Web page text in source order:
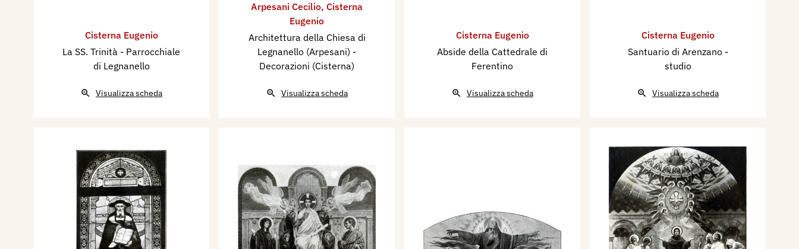
Cisterna Eugenio
La SS. Trinità - Parrocchiale
di Legnanello
Visualizza scheda
Arpesani Cecilio, Cisterna
Eugenio
Architettura della Chiesa di
Legnanello (Arpesani) -
Decorazioni (Cisterna)
Visualizza scheda
Cisterna Eugenio
Abside della Cattedrale di
Ferentino
Visualizza scheda
Cisterna Eugenio
Santuario di Arenzano -
studio
Visualizza scheda